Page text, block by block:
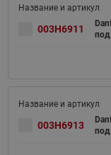
003H6911
под
003H6913
под